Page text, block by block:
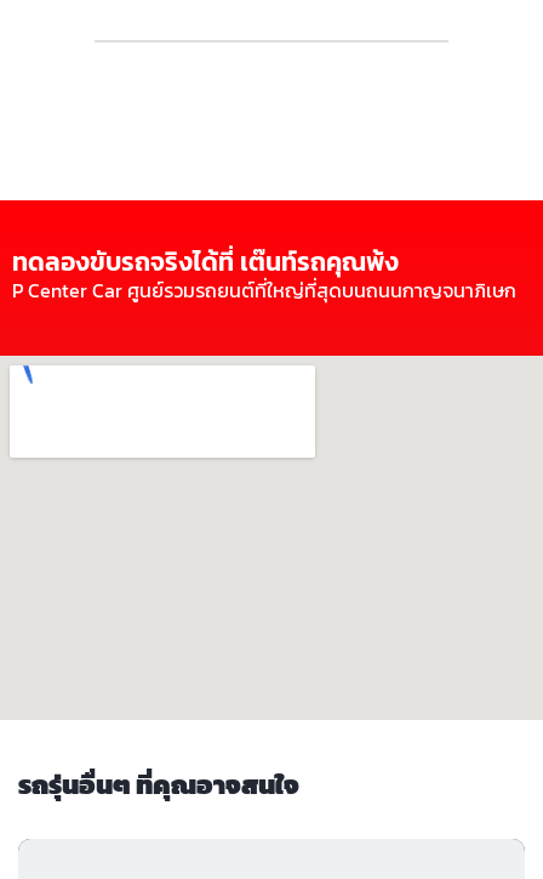
ทดลองขับรถจริงได้ที่ เต๊นท์รถคุณพ้ง
P Center Car ศูนย์รวมรถยนต์ที่ใหญ่ที่สุดบนถนนกาญจนาภิเษก
รถรุ่นอื่นๆ ที่คุณอาจสนใจ